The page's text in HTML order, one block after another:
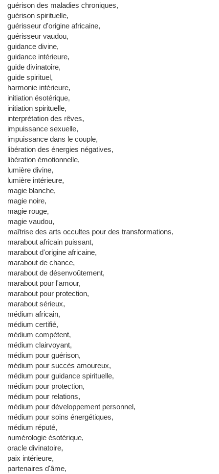
guérison des maladies chroniques,
guérison spirituelle,
guérisseur d'origine africaine,
guérisseur vaudou,
guidance divine,
guidance intérieure,
guide divinatoire,
guide spirituel,
harmonie intérieure,
initiation ésotérique,
initiation spirituelle,
interprétation des rêves,
impuissance sexuelle,
impuissance dans le couple,
libération des énergies négatives,
libération émotionnelle,
lumière divine,
lumière intérieure,
magie blanche,
magie noire,
magie rouge,
magie vaudou,
maîtrise des arts occultes pour des transformations,
marabout africain puissant,
marabout d'origine africaine,
marabout de chance,
marabout de désenvoûtement,
marabout pour l'amour,
marabout pour protection,
marabout sérieux,
médium africain,
médium certifié,
médium compétent,
médium clairvoyant,
médium pour guérison,
médium pour succès amoureux,
médium pour guidance spirituelle,
médium pour protection,
médium pour relations,
médium pour développement personnel,
médium pour soins énergétiques,
médium réputé,
numérologie ésotérique,
oracle divinatoire,
paix intérieure,
partenaires d'âme,